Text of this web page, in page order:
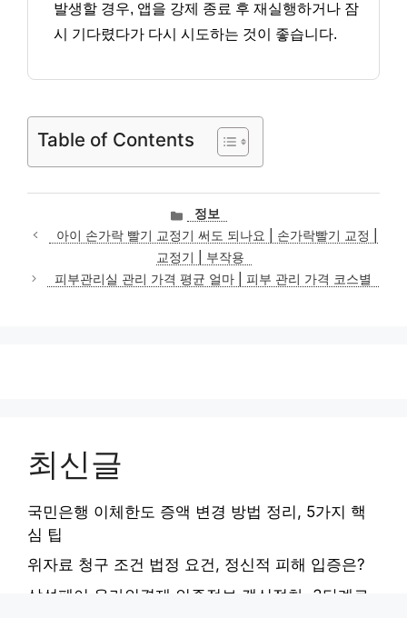
발생할 경우, 앱을 강제 종료 후 재실행하거나 잠
시 기다렸다가 다시 시도하는 것이 좋습니다.
Table of Contents
카
테
고
리
정보
아이 손가락 빨기 교정기 써도 되나요 | 손가락빨기 교정 |
교정기 | 부작용
피부관리실 관리 가격 평균 얼마 | 피부 관리 가격 코스별
최신글
국민은행 이체한도 증액 변경 방법 정리, 5가지 핵
심 팁
위자료 청구 조건 법정 요건, 정신적 피해 입증은?
삼성페이 온라인결제 인증정보 갱신절차, 3단계로